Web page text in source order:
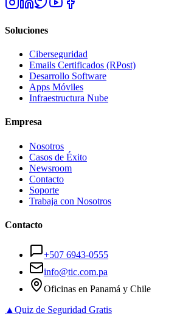
Soluciones
Ciberseguridad
Emails Certificados (RPost)
Desarrollo Software
Apps Móviles
Infraestructura Nube
Empresa
Nosotros
Casos de Éxito
Newsroom
Contacto
Soporte
Trabaja con Nosotros
Contacto
+507 6943-0555
info@tic.com.pa
Oficinas en Panamá y Chile
▲ Quiz de Seguridad Gratis